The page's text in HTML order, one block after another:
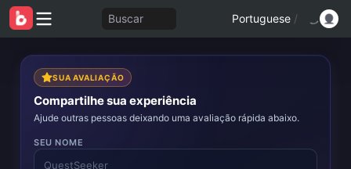
Buscar Portuguese /
SUA AVALIAÇÃO
Compartilhe sua experiência
Ajude outras pessoas deixando uma avaliação rápida abaixo.
SEU NOME